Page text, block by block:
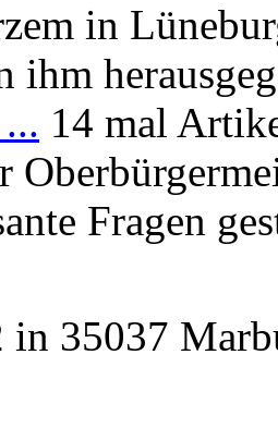
in
ihm
14 mal
Fragen
in 35037